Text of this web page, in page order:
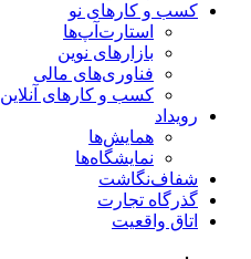
کسب و کارهای نو
استارت‌آپ‌ها
بازارهای نوین
فناوری‌های مالی
کسب و کارهای آنلاین
رویداد
همایش‌ها
نمایشگاه‌ها
شفاف‌نگاشت
گذرگاه تجارت
اتاق واقعیت